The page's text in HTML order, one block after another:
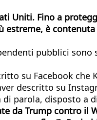
Uniti. Fino a
estreme, è
pubblici
su Facebook che
descritto su
parola, disposto a
da Trump contro il